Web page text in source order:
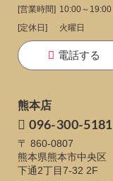
[営業時間] 10:00～19:00
[定休日]
火曜日
電話する
熊本店
096-300-5181
〒 860-0807
熊本県熊本市中央区
下通2丁目7-32 2F